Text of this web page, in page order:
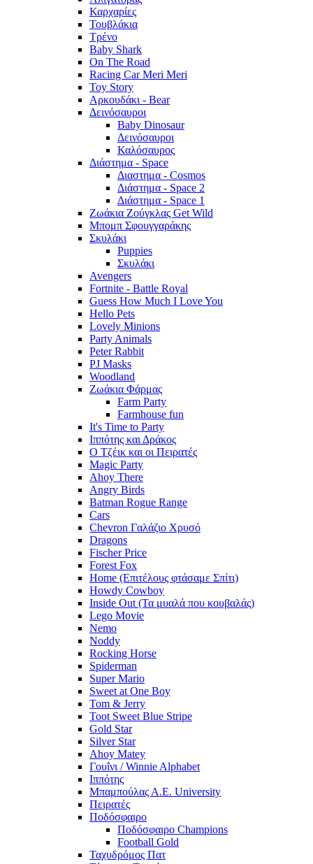
Καρχαρίες
Τουβλάκια
Τρένο
Baby Shark
On The Road
Racing Car Meri Meri
Toy Story
Αρκουδάκι - Bear
Δεινόσαυροι
Baby Dinosaur
Δεινόσαυροι
Καλόσαυρος
Διάστημα - Space
Διαστημα - Cosmos
Διάστημα - Space 2
Διάστημα - Space 1
Ζωάκια Ζούγκλας Get Wild
Μπομπ Σφουγγαράκης
Σκυλάκι
Puppies
Σκυλάκι
Avengers
Fortnite - Battle Royal
Guess How Much I Love You
Hello Pets
Lovely Minions
Party Animals
Peter Rabbit
PJ Masks
Woodland
Ζωάκια Φάρμας
Farm Party
Farmhouse fun
It's Time to Party
Ιππότης και Δράκος
Ο Τζέικ και οι Πειρατές
Magic Party
Ahoy There
Angry Birds
Batman Rogue Range
Cars
Chevron Γαλάζιο Χρυσό
Dragons
Fischer Price
Forest Fox
Home (Επιτέλους φτάσαμε Σπίτι)
Howdy Cowboy
Inside Out (Τα μυαλά που κουβαλάς)
Lego Movie
Nemo
Noddy
Rocking Horse
Spiderman
Super Mario
Sweet at One Boy
Tom & Jerry
Toot Sweet Blue Stripe
Gold Star
Silver Star
Ahoy Matey
Γουΐνι / Winnie Alphabet
Ιππότης
Μπαμπούλας Α.Ε. University
Πειρατές
Ποδόσφαιρο
Ποδόσφαιρο Champions
Football Gold
Ταχυδρόμος Πατ